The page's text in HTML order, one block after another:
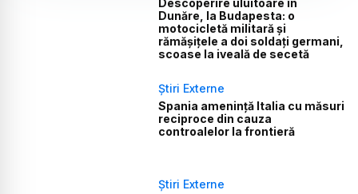
Descoperire uluitoare în
Dunăre, la Budapesta: o
motocicletă militară și
rămășițele a doi soldați germani,
scoase la iveală de secetă
Știri Externe
Spania amenință Italia cu măsuri
reciproce din cauza
controalelor la frontieră
Știri Externe